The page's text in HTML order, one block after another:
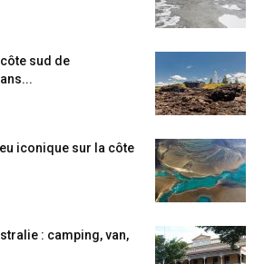
sud de
iconique sur la côte
: camping, van,